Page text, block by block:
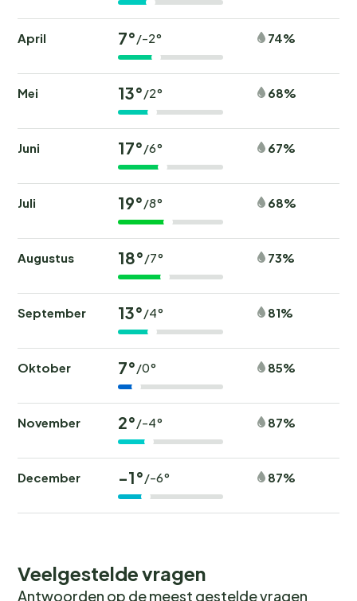
April 7°/-2° 74%
Mei 13°/2° 68%
Juni 17°/6° 67%
Juli 19°/8° 68%
Augustus 18°/7° 73%
September 13°/4° 81%
Oktober 7°/0° 85%
November 2°/-4° 87%
December -1°/-6° 87%
Veelgestelde vragen
Antwoorden op de meest gestelde vragen